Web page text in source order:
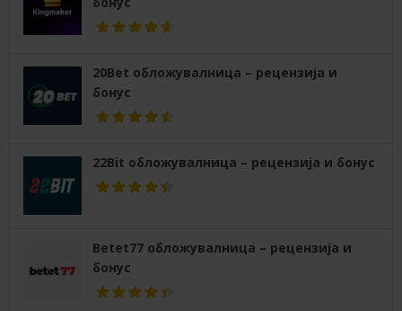
20Bet обложувалница – рецензија и
бонус
22Bit обложувалница – рецензија и бонус
Betet77 обложувалница – рецензија и
бонус